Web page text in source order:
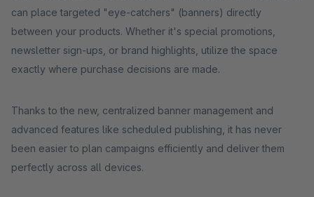
can place targeted "eye-catchers" (banners) directly
between your products. Whether it's special promotions,
newsletter sign-ups, or brand highlights, utilize the space
exactly where purchase decisions are made.
Thanks to the new, centralized banner management and
advanced features like scheduled publishing, it has never
been easier to plan campaigns efficiently and deliver them
perfectly across all devices.